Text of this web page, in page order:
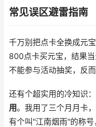
常见误区避雷指南
千万别把点卡全换成元
800点卡买元宝，结果
不能参与活动抽奖，反
还有个超实用的冷知识：
用。我用了三个月月卡
有个叫"江南烟雨"的称号